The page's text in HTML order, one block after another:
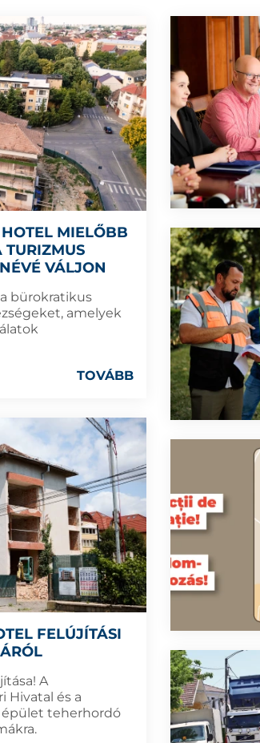
MIELŐBB
TURIZMUS
VÁLJON
bürokratikus
amelyek
TOVÁBB
FELÚJÍTÁSI
A
Hivatal és a
épület teherhordó